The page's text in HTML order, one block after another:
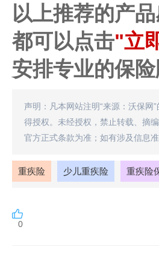
以上推荐的产
都可以点击"立
安排专业的保
声明：凡本网站注明“来源：沃保网
得授权。未经授权，禁止转载、摘
官方正式条款为准；如有涉及信息
重疾险 少儿重疾险 重疾险
0